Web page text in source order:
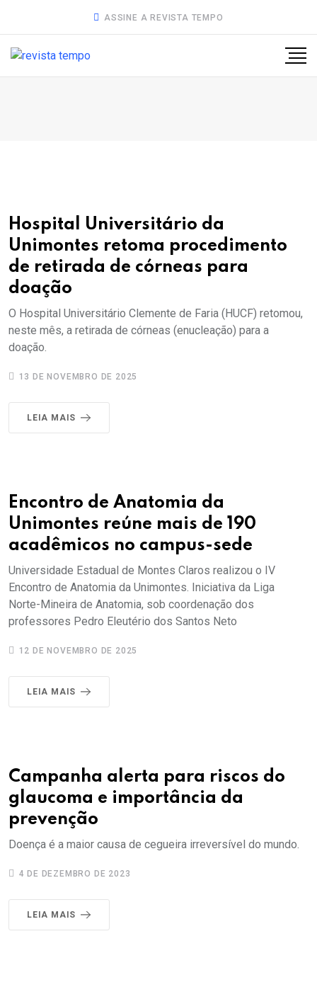
ASSINE A REVISTA TEMPO
Hospital Universitário da
Unimontes retoma procedimento
de retirada de córneas para
doação
O Hospital Universitário Clemente de Faria (HUCF) retomou,
neste mês, a retirada de córneas (enucleação) para a
doação.
13 DE NOVEMBRO DE 2025
LEIA MAIS
Encontro de Anatomia da
Unimontes reúne mais de 190
acadêmicos no campus-sede
Universidade Estadual de Montes Claros realizou o IV
Encontro de Anatomia da Unimontes. Iniciativa da Liga
Norte-Mineira de Anatomia, sob coordenação dos
professores Pedro Eleutério dos Santos Neto
12 DE NOVEMBRO DE 2025
LEIA MAIS
Campanha alerta para riscos do
glaucoma e importância da
prevenção
Doença é a maior causa de cegueira irreversível do mundo.
4 DE DEZEMBRO DE 2023
LEIA MAIS